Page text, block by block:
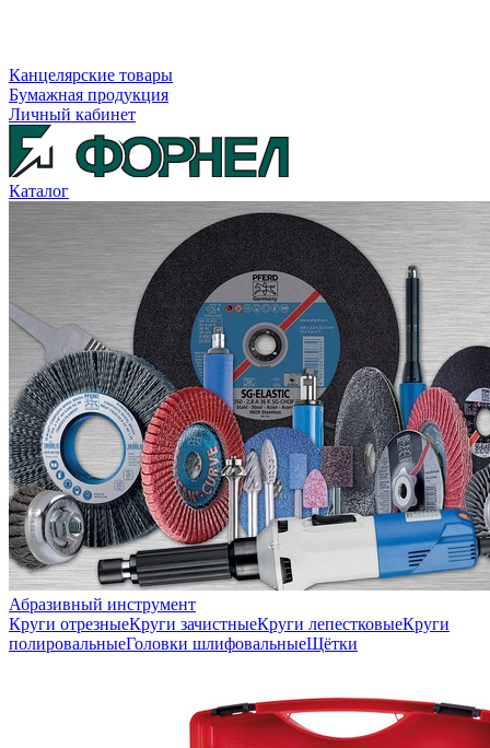
Канцелярские товары
Бумажная продукция
Личный кабинет
Каталог
Абразивный инструмент
Круги отрезныеКруги зачистныеКруги лепестковыеКруги
полировальныеГоловки шлифовальныеЩётки